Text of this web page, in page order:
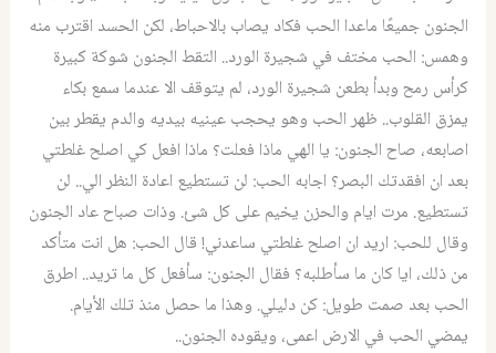
الجنون جميعًا ماعدا الحب فكاد يصاب بالاحباط، لكن الحسد اقترب منه
وهمس: الحب مختف في شجيرة الورد.. التقط الجنون شوكة كبيرة
كرأس رمح وبدأ بطعن شجيرة الورد، لم يتوقف الا عندما سمع بكاء
يمزق القلوب.. ظهر الحب وهو يحجب عينيه بيديه والدم يقطر بين
اصابعه، صاح الجنون: يا الهي ماذا فعلت؟ ماذا افعل كي اصلح غلطتي
بعد ان افقدتك البصر؟ اجابه الحب: لن تستطيع اعادة النظر الي.. لن
تستطيع. مرت ايام والحزن يخيم على كل شئ. وذات صباح عاد الجنون
وقال للحب: اريد ان اصلح غلطتي ساعدني! قال الحب: هل انت متأكد
من ذلك، ايا كان ما سأطلبه؟ فقال الجنون: سأفعل كل ما تريد.. اطرق
الحب بعد صمت طويل: كن دليلي. وهذا ما حصل منذ تلك الأيام.
يمضي الحب في الارض اعمى، ويقوده الجنون..